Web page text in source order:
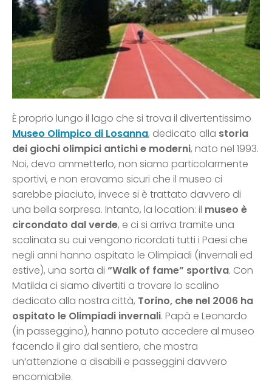
È proprio lungo il lago che si trova il divertentissimo
Museo Olimpico di Losanna, dedicato alla storia
dei giochi olimpici antichi e moderni, nato nel 1993.
Noi, devo ammetterlo, non siamo particolarmente
sportivi, e non eravamo sicuri che il museo ci
sarebbe piaciuto, invece si è trattato davvero di
una bella sorpresa. Intanto, la location: il museo è
circondato dal verde, e ci si arriva tramite una
scalinata su cui vengono ricordati tutti i Paesi che
negli anni hanno ospitato le Olimpiadi (invernali ed
estive), una sorta di “Walk of fame” sportiva. Con
Matilda ci siamo divertiti a trovare lo scalino
dedicato alla nostra città, Torino, che nel 2006 ha
ospitato le Olimpiadi invernali. Papà e Leonardo
(in passeggino), hanno potuto accedere al museo
facendo il giro dal sentiero, che mostra
un’attenzione a disabili e passeggini davvero
encomiabile.